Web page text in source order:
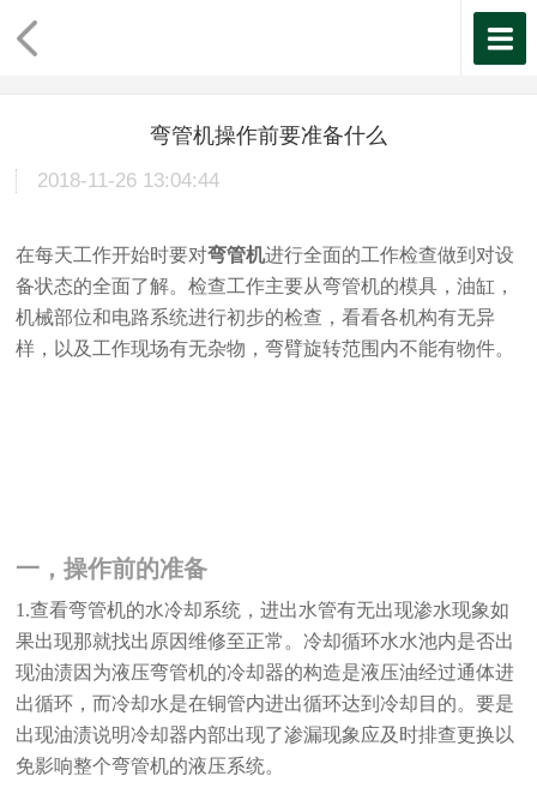
弯管机操作前要准备什么
2018-11-26 13:04:44
在每天工作开始时要对弯管机进行全面的工作检查做到对设
备状态的全面了解。检查工作主要从弯管机的模具，油缸，
机械部位和电路系统进行初步的检查，看看各机构有无异
样，以及工作现场有无杂物，弯臂旋转范围内不能有物件。
一，操作前的准备
1.查看弯管机的水冷却系统，进出水管有无出现渗水现象如
果出现那就找出原因维修至正常。冷却循环水水池内是否出
现油渍因为液压弯管机的冷却器的构造是液压油经过通体进
出循环，而冷却水是在铜管内进出循环达到冷却目的。要是
出现油渍说明冷却器内部出现了渗漏现象应及时排查更换以
免影响整个弯管机的液压系统。